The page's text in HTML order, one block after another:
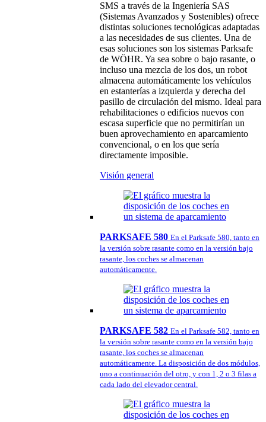
SMS a través de la Ingeniería SAS
(Sistemas Avanzados y Sostenibles) ofrece
distintas soluciones tecnológicas adaptadas
a las necesidades de sus clientes. Una de
esas soluciones son los sistemas Parksafe
de WÖHR. Ya sea sobre o bajo rasante, o
incluso una mezcla de los dos, un robot
almacena automáticamente los vehículos
en estanterías a izquierda y derecha del
pasillo de circulación del mismo. Ideal para
rehabilitaciones o edificios nuevos con
escasa superficie que no permitirían un
buen aprovechamiento en aparcamiento
convencional, o en los que sería
directamente imposible.
Visión general
PARKSAFE 580 En el Parksafe 580, tanto en
la versión sobre rasante como en la versión bajo
rasante, los coches se almacenan
automáticamente.
PARKSAFE 582 En el Parksafe 582, tanto en
la versión sobre rasante como en la versión bajo
rasante, los coches se almacenan
automáticamente. La disposición de dos módulos,
uno a continuación del otro, y con 1, 2 o 3 filas a
cada lado del elevador central.